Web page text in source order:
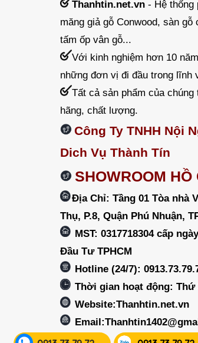
Thanhtin.net.vn - Hệ thống
măng giả gỗ Conwood, sàn
tấm ốp vân gỗ...
Với kinh nghiệm hơn 10
những đơn vị đi đầu trong lĩnh
Tất cả sản phẩm của
hãng, chất lượng.
Công Ty TNHH Nội
Dich Vụ Thành Tín
SHOWROOM HỒ
Địa Chỉ: Tầng 01 Tòa nhà
Thụ, P.8, Quận Phú Nhuận,
MST: 0317718304 cấp
Đầu Tư TPHCM
Hotline (24/7):
Thời gian hoạt động: Thứ
Website:Thanhtin.net.vn
Email: